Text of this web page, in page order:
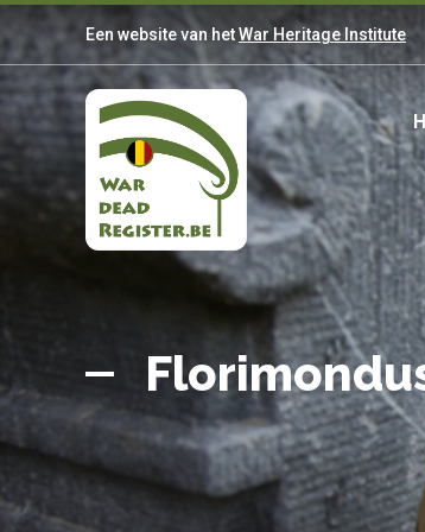
Overslaan
en
naar
de
inhoud
Een website van hetWar Heritage Institute
Belgian
War
Dead
Register